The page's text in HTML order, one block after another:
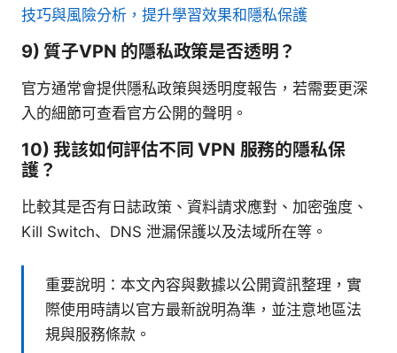
技巧與風險分析，提升學習效果和隱私保護
9) 質子VPN 的隱私政策是否透明？
官方通常會提供隱私政策與透明度報告，若需要更深
入的細節可查看官方公開的聲明。
10) 我該如何評估不同 VPN 服務的隱私保
護？
比較其是否有日誌政策、資料請求應對、加密強度、
Kill Switch、DNS 泄漏保護以及法域所在等。
重要說明：本文內容與數據以公開資訊整理，實
際使用時請以官方最新說明為準，並注意地區法
規與服務條款。